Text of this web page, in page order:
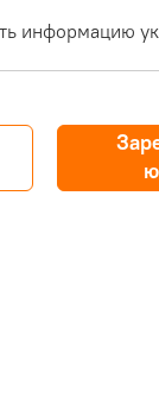
информацию